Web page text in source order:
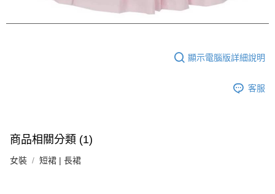
顯示電腦版詳細說明
客服
商品相關分類 (1)
女裝 短裙 | 長裙